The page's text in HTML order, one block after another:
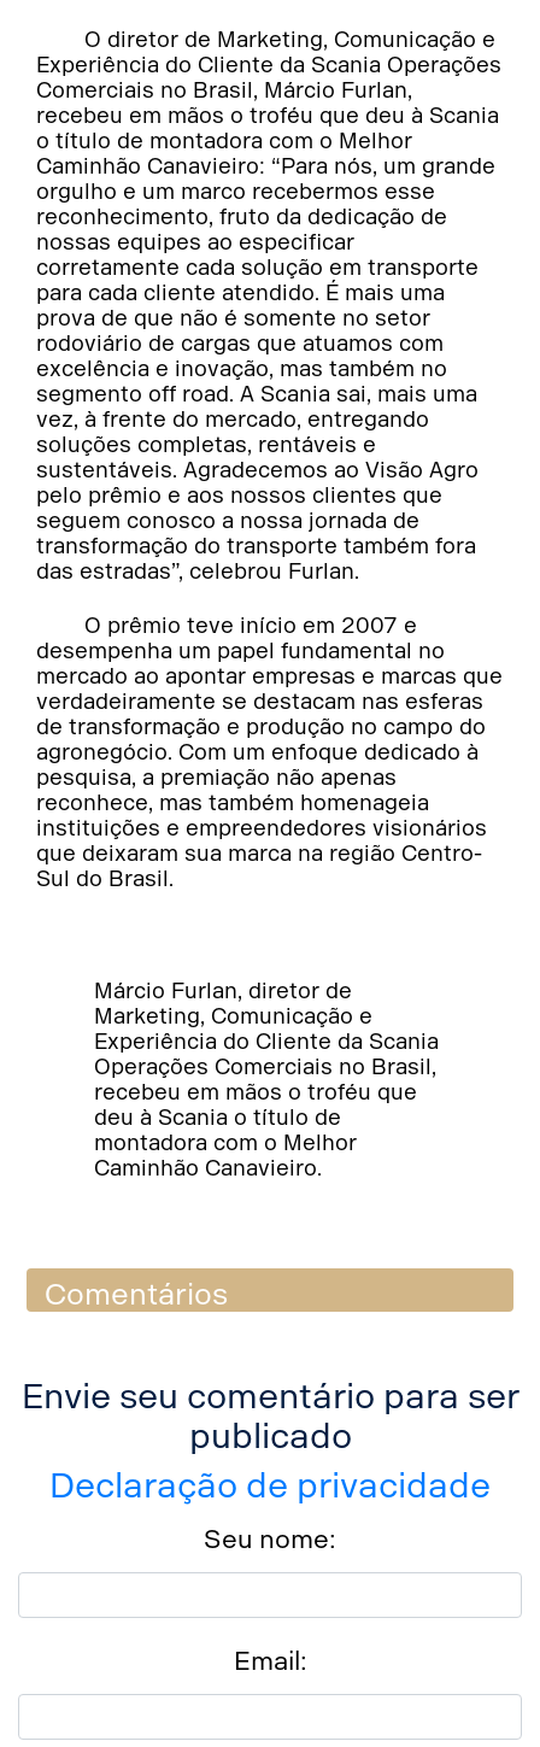
O diretor de Marketing, Comunicação e
Experiência do Cliente da Scania Operações
Comerciais no Brasil, Márcio Furlan,
recebeu em mãos o troféu que deu à Scania
o título de montadora com o Melhor
Caminhão Canavieiro: “Para nós, um grande
orgulho e um marco recebermos esse
reconhecimento, fruto da dedicação de
nossas equipes ao especificar
corretamente cada solução em transporte
para cada cliente atendido. É mais uma
prova de que não é somente no setor
rodoviário de cargas que atuamos com
excelência e inovação, mas também no
segmento off road. A Scania sai, mais uma
vez, à frente do mercado, entregando
soluções completas, rentáveis e
sustentáveis. Agradecemos ao Visão Agro
pelo prêmio e aos nossos clientes que
seguem conosco a nossa jornada de
transformação do transporte também fora
das estradas”, celebrou Furlan.
O prêmio teve início em 2007 e
desempenha um papel fundamental no
mercado ao apontar empresas e marcas que
verdadeiramente se destacam nas esferas
de transformação e produção no campo do
agronegócio. Com um enfoque dedicado à
pesquisa, a premiação não apenas
reconhece, mas também homenageia
instituições e empreendedores visionários
que deixaram sua marca na região Centro-
Sul do Brasil.
Márcio Furlan, diretor de
Marketing, Comunicação e
Experiência do Cliente da Scania
Operações Comerciais no Brasil,
recebeu em mãos o troféu que
deu à Scania o título de
montadora com o Melhor
Caminhão Canavieiro.
Comentários
Envie seu comentário para ser
publicado
Declaração de privacidade
Seu nome:
Email: